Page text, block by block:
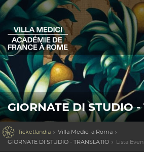
GIORNATE DI STUDIO
 Ticketlandia
Villa Medici a Roma
GIORNATE DI STUDIO - TRANSLATIO
Lista